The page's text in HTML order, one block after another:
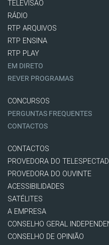
TELEVISÃO
RÁDIO
RTP ARQUIVOS
RTP ENSINA
RTP PLAY
EM DIRETO
REVER PROGRAMAS
CONCURSOS
PERGUNTAS FREQUENTES
CONTACTOS
CONTACTOS
PROVEDORA DO
PROVEDORA DO OUVINTE
ACESSIBILIDADES
SATÉLITES
A EMPRESA
CONSELHO GERAL
CONSELHO DE OPINIÃO